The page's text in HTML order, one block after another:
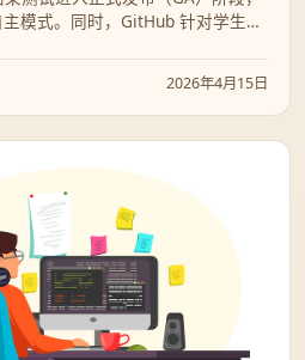
模式。同时，GitHub 针对学生计
免费但限制了部分顶级模型的使
2026年4月15日